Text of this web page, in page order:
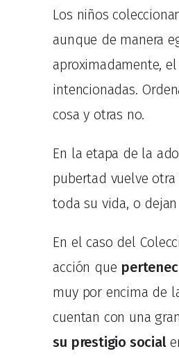
Los niños
aunque de manera
aproximadamente,
intencionadas.
cosa y otras no.
En la etapa de la
pubertad vuelve
toda su vida, o
En el caso del
acción que
muy por encima de
cuentan con una
su prestigio social